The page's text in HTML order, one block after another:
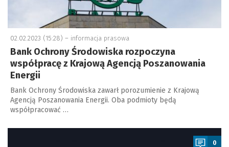
02.02.2023 (15:28) – informacja prasowa
Bank Ochrony Środowiska rozpoczyna
współpracę z Krajową Agencją Poszanowania
Energii
Bank Ochrony Środowiska zawarł porozumienie z Krajową
Agencją Poszanowania Energii. Oba podmioty będą
współpracować …
a
0